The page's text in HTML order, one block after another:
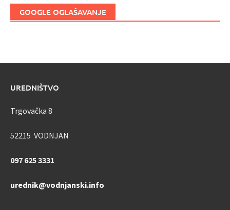
GOOGLE OGLAŠAVANJE
UREDNIŠTVO
Trgovačka 8
52215 VODNJAN
097 625 3331
urednik@vodnjanski.info